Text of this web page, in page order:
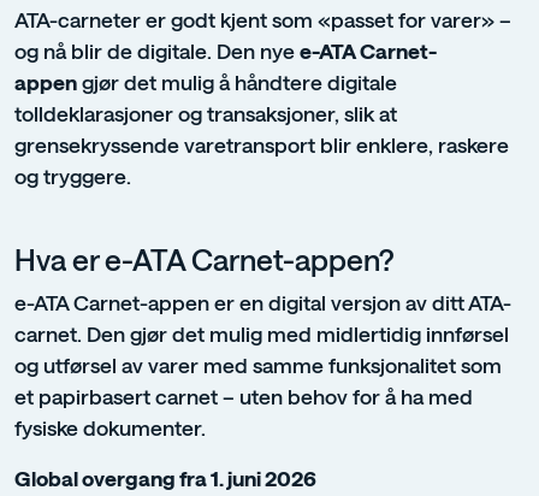
ATA-carneter er godt kjent som «passet for varer» –
og nå blir de digitale. Den nye e-ATA Carnet-
appen gjør det mulig å håndtere digitale
tolldeklarasjoner og transaksjoner, slik at
grensekryssende varetransport blir enklere, raskere
og tryggere.
Hva er e-ATA Carnet-appen?
e-ATA Carnet-appen er en digital versjon av ditt ATA-
carnet. Den gjør det mulig med midlertidig innførsel
og utførsel av varer med samme funksjonalitet som
et papirbasert carnet – uten behov for å ha med
fysiske dokumenter.
Global overgang fra 1. juni 2026